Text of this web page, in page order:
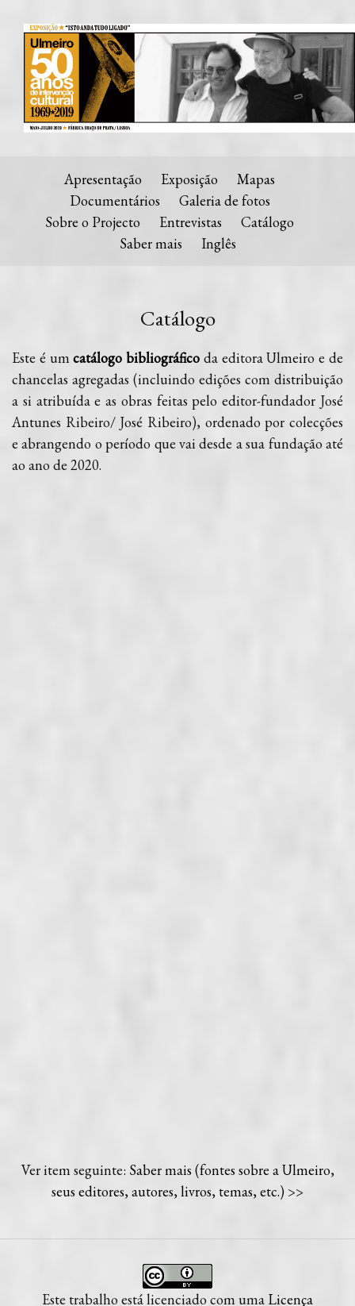
Apresentação Exposição
Mapas
Documentários
Galeria de fotos
Sobre o Projecto
Entrevistas
Catálogo
Saber mais
Inglês
Catálogo
Este é umcatálogo bibliográfico da editora Ulmeiro e de
chancelas agregadas (incluindo edições com distribuição
a si atribuída e as obras feitas pelo editor-fundador José
Antunes Ribeiro/ José Ribeiro), ordenado por colecções
e abrangendo o período que vai desde a sua fundação até
ao ano de 2020.
Ver item seguinte: Saber mais (fontes sobre a Ulmeiro,
seus editores, autores, livros, temas, etc.) >>
Este trabalho está licenciado com uma Licença